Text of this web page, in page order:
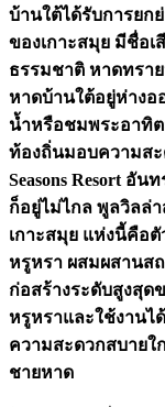
บ้านใต้ได้รับการยก
ของเกาะสมุย มีชื่อเ
ธรรมชาติ หาดทรา
หาดบ้านใต้อยู่ห่างอ
น้ำหรือชมพระอาทิ
ท้องถิ่นมอบความส
Seasons Resort อั
ก็อยู่ไม่ไกล พูลวิลล่
เกาะสมุย แห่งนี้คือ
หรูหรา ผสมผสานส
ก่อสร้างระดับสูงสุด
หรูหราและใช้งานไ
ความสะดวกสบายใ
ชายหาด